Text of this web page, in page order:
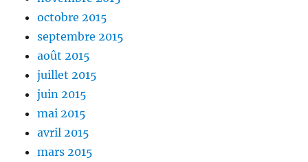
octobre 2015
septembre 2015
août 2015
juillet 2015
juin 2015
mai 2015
avril 2015
mars 2015